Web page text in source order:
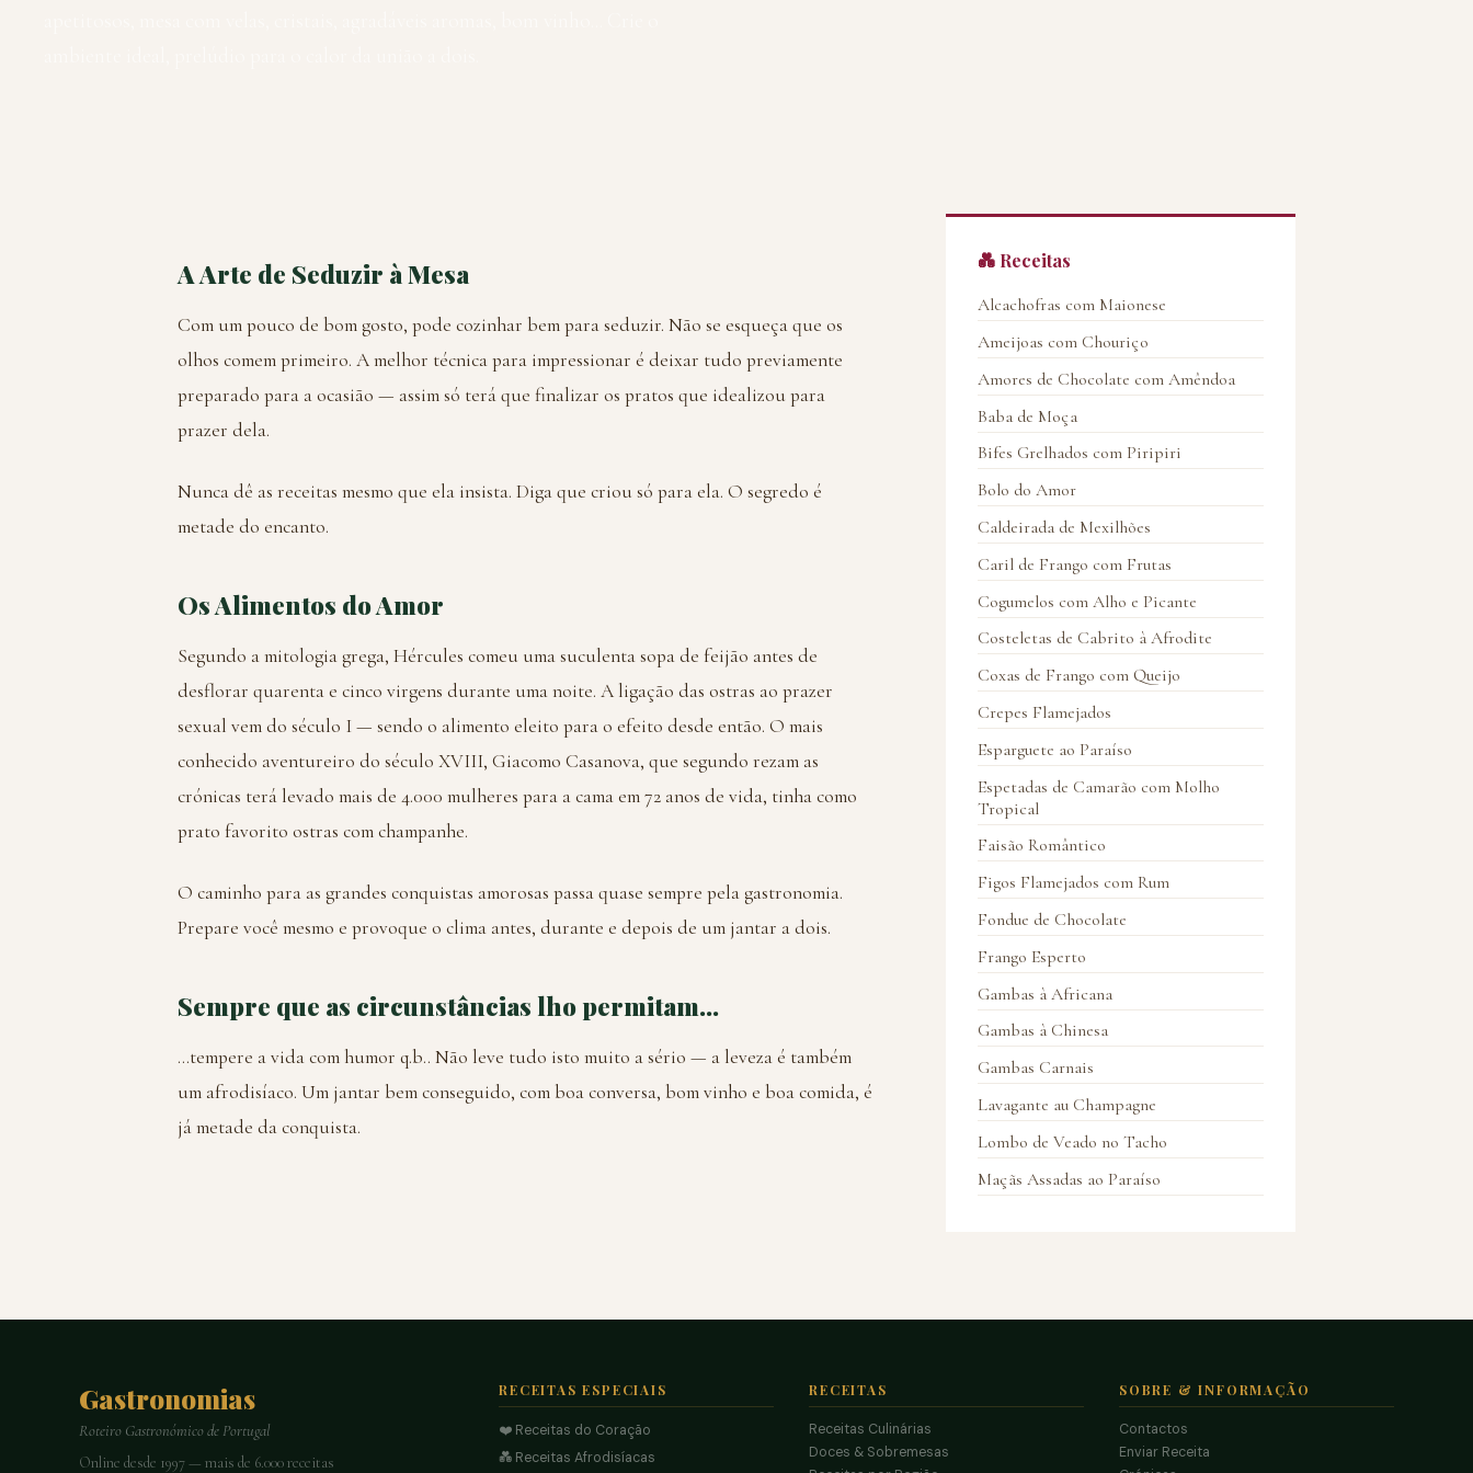
A Arte de Seduzir à Mesa
Com um pouco de bom gosto, pode cozinhar bem para seduzir. Não se esqueça que os
olhos comem primeiro. A melhor técnica para impressionar é deixar tudo previamente
preparado para a ocasião — assim só terá que finalizar os pratos que idealizou para
prazer dela.
Nunca dê as receitas mesmo que ela insista. Diga que criou só para ela. O segredo é
metade do encanto.
Os Alimentos do Amor
Segundo a mitologia grega, Hércules comeu uma suculenta sopa de feijão antes de
desflorar quarenta e cinco virgens durante uma noite. A ligação das ostras ao prazer
sexual vem do século I — sendo o alimento eleito para o efeito desde então. O mais
conhecido aventureiro do século XVIII, Giacomo Casanova, que segundo rezam as
crónicas terá levado mais de 4.000 mulheres para a cama em 72 anos de vida, tinha como
prato favorito ostras com champanhe.
O caminho para as grandes conquistas amorosas passa quase sempre pela gastronomia.
Prepare você mesmo e provoque o clima antes, durante e depois de um jantar a dois.
Sempre que as circunstâncias lho permitam...
...tempere a vida com humor q.b.. Não leve tudo isto muito a sério — a leveza é também
um afrodisíaco. Um jantar bem conseguido, com boa conversa, bom vinho e boa comida, é
já metade da conquista.
💑 Receitas
Alcachofras com Maionese
Ameijoas com Chouriço
Amores de Chocolate com Amêndoa
Baba de Moça
Bifes Grelhados com Piripiri
Bolo do Amor
Caldeirada de Mexilhões
Caril de Frango com Frutas
Cogumelos com Alho e Picante
Costeletas de Cabrito à Afrodite
Coxas de Frango com Queijo
Crepes Flamejados
Esparguete ao Paraíso
Espetadas de Camarão com Molho
Tropical
Faisão Romântico
Figos Flamejados com Rum
Fondue de Chocolate
Frango Esperto
Gambas à Africana
Gambas à Chinesa
Gambas Carnais
Lavagante au Champagne
Lombo de Veado no Tacho
Maçãs Assadas ao Paraíso
Gastronomias
Roteiro Gastronómico de Portugal
Online desde 1997 — mais de 6.000 receitas
RECEITAS ESPECIAIS
❤️ Receitas do Coração
💑 Receitas Afrodisíacas
RECEITAS
Receitas Culinárias
Doces & Sobremesas
SOBRE & INFORMAÇÃO
Contactos
Enviar Receita